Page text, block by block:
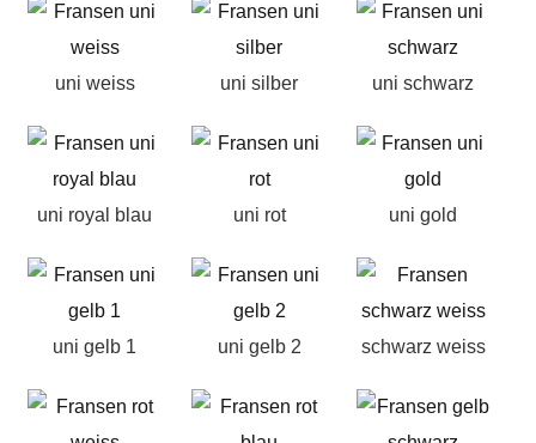
uni weiss uni silber uni schwarz
uni royal blau uni rot uni gold
uni gelb 1 uni gelb 2 schwarz weiss